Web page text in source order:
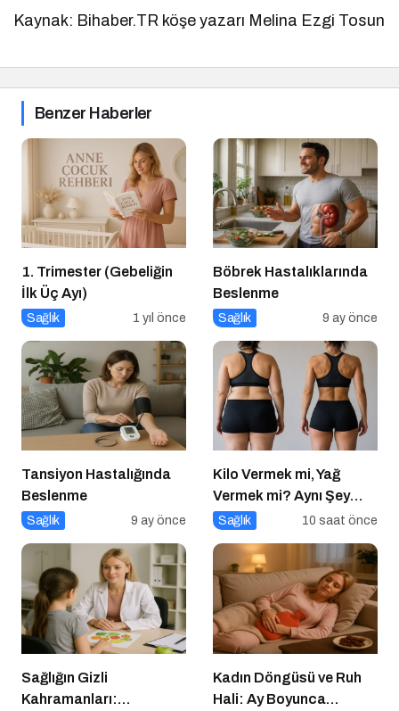
Kaynak: Bihaber.TR köşe yazarı Melina Ezgi Tosun
Benzer Haberler
1. Trimester (Gebeliğin
İlk Üç Ayı)
Sağlık 1 yıl önce
Böbrek Hastalıklarında
Beslenme
Sağlık 9 ay önce
Tansiyon Hastalığında
Beslenme
Sağlık 9 ay önce
Kilo Vermek mi, Yağ
Vermek mi? Aynı Şey
Sanıyoruz Ama Değil!
Sağlık 10 saat önce
Sağlığın Gizli
Kahramanları:
Kadın Döngüsü ve Ruh
Hali: Ay Boyunca